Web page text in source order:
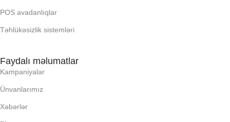
Liquid Retina IPS LCD, 500 nits
1488 x 2266 pixels, 3:2 ratio
POS avadanlıqlar
Təhlükəsizlik sistemləri
Faydalı məlumatlar
Kampaniyalar
Ünvanlarımız
Xəbərlər